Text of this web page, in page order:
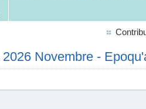
2026 Novembre -